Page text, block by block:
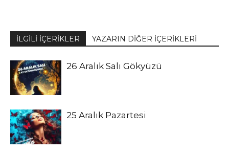
İLGİLİ İÇERİKLER YAZARIN DİĞER İÇERİKLERİ
26 Aralık Salı Gökyüzü
25 Aralık Pazartesi